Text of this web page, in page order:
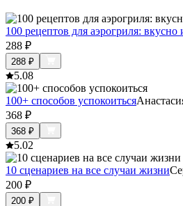
100 рецептов для аэрогриля: вкусно
288 ₽
288 ₽
5.08
100+ способов успокоиться
368 ₽
368 ₽
5.02
10 сценариев на все случаи жизни
200 ₽
200 ₽